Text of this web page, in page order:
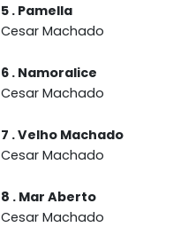
5 . Pamella
Cesar Machado
6 . Namoralice
Cesar Machado
7 . Velho Machado
Cesar Machado
8 . Mar Aberto
Cesar Machado